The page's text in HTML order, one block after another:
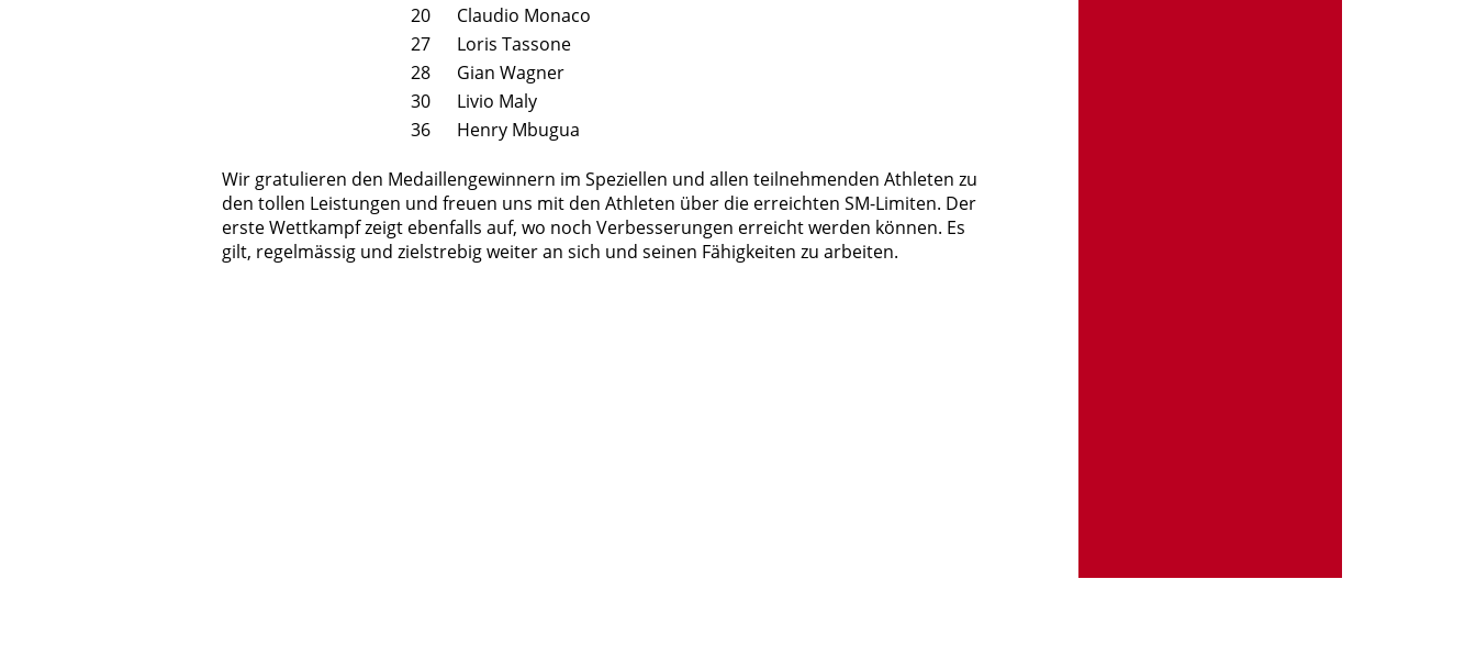
20
Claudio Monaco
27
Loris Tassone
28
Gian Wagner
30
Livio Maly
36
Henry Mbugua
Wir gratulieren den Medaillengewinnern im Speziellen und allen teilnehmenden Athleten zu
den tollen Leistungen und freuen uns mit den Athleten über die erreichten SM-Limiten. Der
erste Wettkampf zeigt ebenfalls auf, wo noch Verbesserungen erreicht werden können. Es
gilt, regelmässig und zielstrebig weiter an sich und seinen Fähigkeiten zu arbeiten.